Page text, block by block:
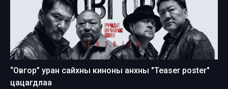
“Овгор” уран сайхны киноны анхны "Teaser poster"
цацагдлаа